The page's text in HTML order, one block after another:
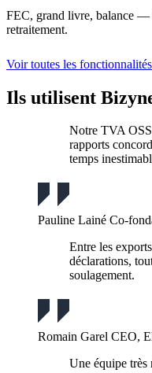
FEC, grand livre, balance —
retraitement.
Voir toutes les fonctionnalités
Ils utilisent
Notre TVA
rapports
temps
Pauline Lainé Co-
Entre les
déclarations,
soulagement.
Romain Garel CEO,
Une équipe très